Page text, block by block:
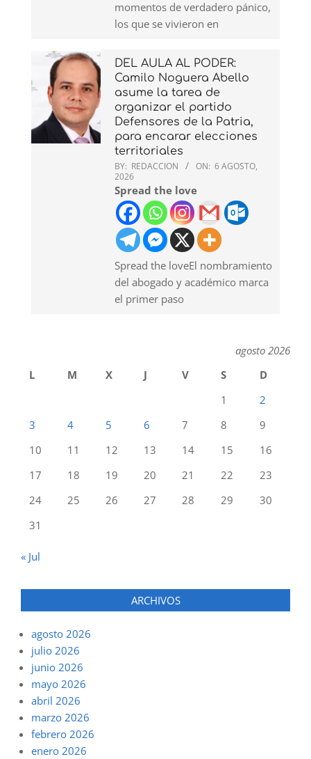
momentos de verdadero pánico,
los que se vivieron en
DEL AULA AL PODER:
Camilo Noguera Abello
asume la tarea de
organizar el partido
Defensores de la Patria,
para encarar elecciones
territoriales
BY: REDACCION ON: 6 AGOSTO,
2026
Spread the love
Spread the loveEl nombramiento
del abogado y académico marca
el primer paso
agosto 2026
L
M X J V S
D
1
2
3
4 5 6 7 8
9
10
11 12 13 14 15
16
17
18 19 20 21 22
23
24
25 26 27 28 29
30
31
« Jul
ARCHIVOS
agosto 2026
julio 2026
junio 2026
mayo 2026
abril 2026
marzo 2026
febrero 2026
enero 2026